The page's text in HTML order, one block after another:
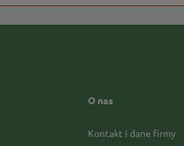
O nas
Kontakt i dane firmy